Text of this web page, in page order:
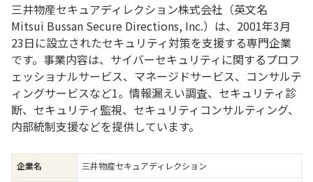
三井物産セキュアディレクション株式会社（英文名
Mitsui Bussan Secure Directions, Inc.）は、2001年3月
23日に設立されたセキュリティ対策を支援する専門企業
です。事業内容は、サイバーセキュリティに関するプロフ
ェッショナルサービス、マネージドサービス、コンサルテ
ィングサービスなど1。情報漏えい調査、セキュリティ診
断、セキュリティ監視、セキュリティコンサルティング、
内部統制支援などを提供しています。
企業名 三井物産セキュアディレクション